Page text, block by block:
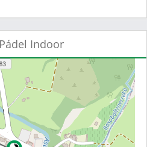
Indoor